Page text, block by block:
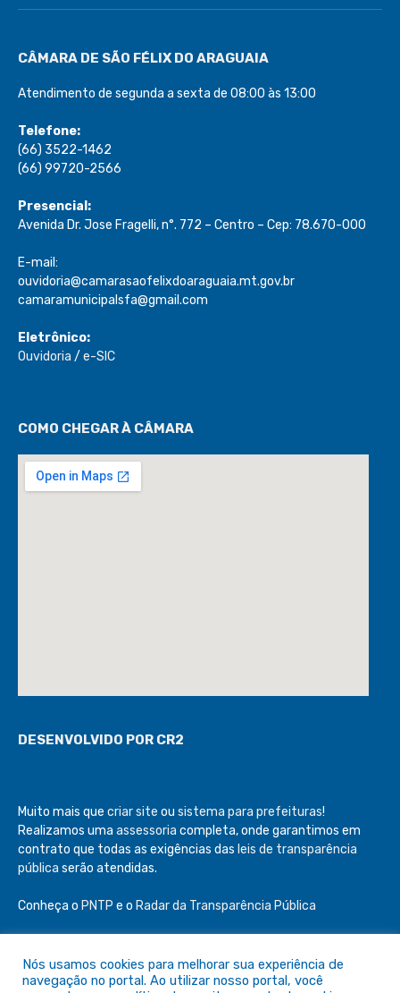
CÂMARA DE SÃO FÉLIX DO ARAGUAIA
Atendimento de segunda a sexta de 08:00 às 13:00
Telefone:
(66) 3522-1462
(66) 99720-2566
Presencial:
Avenida Dr. Jose Fragelli, n°. 772 – Centro – Cep: 78.670-000
E-mail:
ouvidoria@camarasaofelixdoaraguaia.mt.gov.br
camaramunicipalsfa@gmail.com
Eletrônico:
Ouvidoria / e-SIC
COMO CHEGAR À CÂMARA
DESENVOLVIDO POR CR2
Muito mais que criar site ou sistema para prefeituras!
Realizamos uma assessoria completa, onde garantimos em
contrato que todas as exigências das leis de transparência
pública serão atendidas.
Conheça o PNTP e o Radar da Transparência Pública
Nós usamos cookies para melhorar sua experiência de
navegação no portal. Ao utilizar nosso portal, você